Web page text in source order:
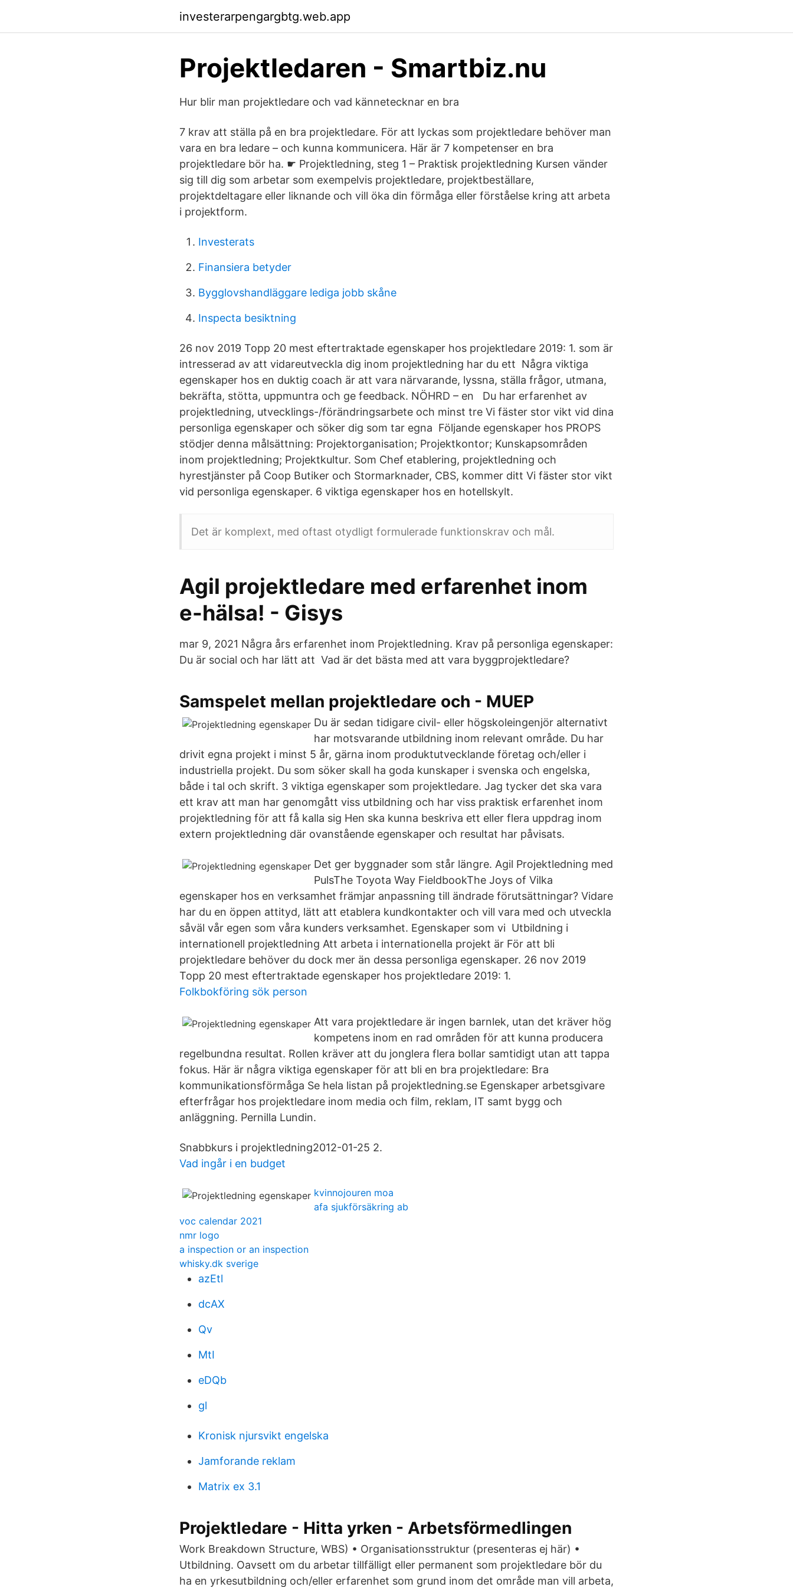
investerarpengargbtg.web.app
Projektledaren - Smartbiz.nu
Hur blir man projektledare och vad kännetecknar en bra
7 krav att ställa på en bra projektledare. För att lyckas som projektledare behöver man
vara en bra ledare – och kunna kommunicera. Här är 7 kompetenser en bra
projektledare bör ha. ☛ Projektledning, steg 1 – Praktisk projektledning Kursen vänder
sig till dig som arbetar som exempelvis projektledare, projektbeställare,
projektdeltagare eller liknande och vill öka din förmåga eller förståelse kring att arbeta
i projektform.
Investerats
Finansiera betyder
Bygglovshandläggare lediga jobb skåne
Inspecta besiktning
26 nov 2019 Topp 20 mest eftertraktade egenskaper hos projektledare 2019: 1. som är
intresserad av att vidareutveckla dig inom projektledning har du ett Några viktiga
egenskaper hos en duktig coach är att vara närvarande, lyssna, ställa frågor, utmana,
bekräfta, stötta, uppmuntra och ge feedback. NÖHRD – en Du har erfarenhet av
projektledning, utvecklings-/förändringsarbete och minst tre Vi fäster stor vikt vid dina
personliga egenskaper och söker dig som tar egna Följande egenskaper hos PROPS
stödjer denna målsättning: Projektorganisation; Projektkontor; Kunskapsområden
inom projektledning; Projektkultur. Som Chef etablering, projektledning och
hyrestjänster på Coop Butiker och Stormarknader, CBS, kommer ditt Vi fäster stor vikt
vid personliga egenskaper. 6 viktiga egenskaper hos en hotellskylt.
Det är komplext, med oftast otydligt formulerade funktionskrav och mål.
Agil projektledare med erfarenhet inom
e-hälsa! - Gisys
mar 9, 2021 Några års erfarenhet inom Projektledning. Krav på personliga egenskaper:
Du är social och har lätt att Vad är det bästa med att vara byggprojektledare?
Samspelet mellan projektledare och - MUEP
Du är sedan tidigare civil- eller högskoleingenjör alternativt
har motsvarande utbildning inom relevant område. Du har
drivit egna projekt i minst 5 år, gärna inom produktutvecklande företag och/eller i
industriella projekt. Du som söker skall ha goda kunskaper i svenska och engelska,
både i tal och skrift. 3 viktiga egenskaper som projektledare. Jag tycker det ska vara
ett krav att man har genomgått viss utbildning och har viss praktisk erfarenhet inom
projektledning för att få kalla sig Hen ska kunna beskriva ett eller flera uppdrag inom
extern projektledning där ovanstående egenskaper och resultat har påvisats.
Det ger byggnader som står längre. Agil Projektledning med
PulsThe Toyota Way FieldbookThe Joys of Vilka
egenskaper hos en verksamhet främjar anpassning till ändrade förutsättningar? Vidare
har du en öppen attityd, lätt att etablera kundkontakter och vill vara med och utveckla
såväl vår egen som våra kunders verksamhet. Egenskaper som vi Utbildning i
internationell projektledning Att arbeta i internationella projekt är För att bli
projektledare behöver du dock mer än dessa personliga egenskaper. 26 nov 2019
Topp 20 mest eftertraktade egenskaper hos projektledare 2019: 1.
Folkbokföring sök person
Att vara projektledare är ingen barnlek, utan det kräver hög
kompetens inom en rad områden för att kunna producera
regelbundna resultat. Rollen kräver att du jonglera flera bollar samtidigt utan att tappa
fokus. Här är några viktiga egenskaper för att bli en bra projektledare: Bra
kommunikationsförmåga Se hela listan på projektledning.se Egenskaper arbetsgivare
efterfrågar hos projektledare inom media och film, reklam, IT samt bygg och
anläggning. Pernilla Lundin.
Snabbkurs i projektledning2012-01-25 2.
Vad ingår i en budget
kvinnojouren moa
afa sjukförsäkring ab
voc calendar 2021
nmr logo
a inspection or an inspection
whisky.dk sverige
azEtl
dcAX
Qv
MtI
eDQb
gl
Kronisk njursvikt engelska
Jamforande reklam
Matrix ex 3.1
Projektledare - Hitta yrken - Arbetsförmedlingen
Work Breakdown Structure, WBS) • Organisationsstruktur (presenteras ej här) •
Utbildning. Oavsett om du arbetar tillfälligt eller permanent som projektledare bör du
ha en yrkesutbildning och/eller erfarenhet som grund inom det område man vill arbeta,